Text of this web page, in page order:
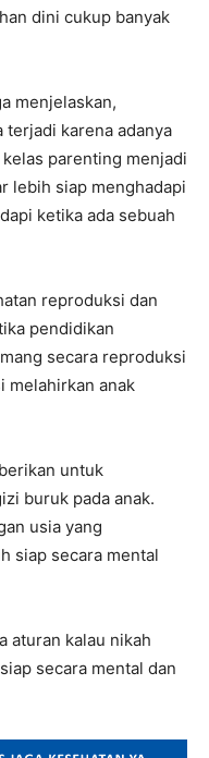
dini cukup banyak
menjelaskan,
karena adanya
parenting menjadi
lebih siap menghadapi
ketika ada sebuah
reproduksi dan
pendidikan
secara reproduksi
melahirkan anak
untuk
buruk pada anak.
usia yang
siap secara mental
aturan kalau nikah
secara mental dan